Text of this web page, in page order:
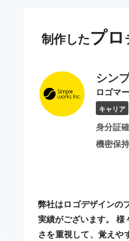
制作したプロ
シン
ロゴマ
キャリア
身分証
機密保
弊社はロゴデザインの
実績がございます。 様
さを重視して、覚えや